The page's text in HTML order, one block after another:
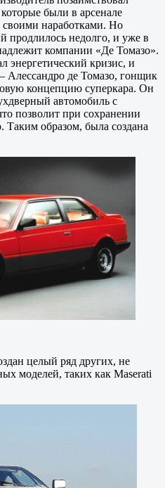
были в арсенале
своими наработками. Но
продлилось недолго, и уже в
компании «Де Томазо».
энергетический кризис, и
Алессандро де Томазо, гонщик
концепцию суперкара. Он
автомобиль с
позволит при сохранении
образом, была создана
целый ряд других, не
моделей, таких как Maserati